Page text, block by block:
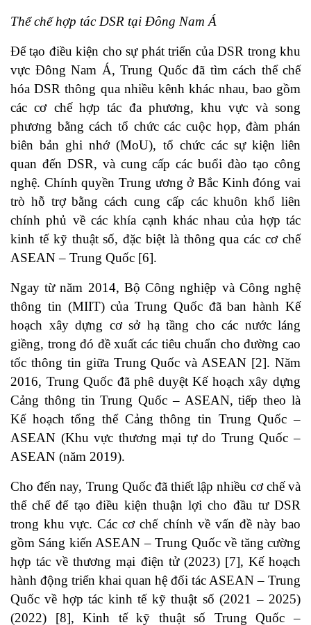
Thể chế hợp tác DSR tại Đông Nam Á
Để tạo điều kiện cho sự phát triển của DSR trong khu
vực Đông Nam Á, Trung Quốc đã tìm cách thể chế
hóa DSR thông qua nhiều kênh khác nhau, bao gồm
các cơ chế hợp tác đa phương, khu vực và song
phương bằng cách tổ chức các cuộc họp, đàm phán
biên bản ghi nhớ (MoU), tổ chức các sự kiện liên
quan đến DSR, và cung cấp các buổi đào tạo công
nghệ. Chính quyền Trung ương ở Bắc Kinh đóng vai
trò hỗ trợ bằng cách cung cấp các khuôn khổ liên
chính phủ về các khía cạnh khác nhau của hợp tác
kinh tế kỹ thuật số, đặc biệt là thông qua các cơ chế
ASEAN – Trung Quốc [6].
Ngay từ năm 2014, Bộ Công nghiệp và Công nghệ
thông tin (MIIT) của Trung Quốc đã ban hành Kế
hoạch xây dựng cơ sở hạ tầng cho các nước láng
giềng, trong đó đề xuất các tiêu chuẩn cho đường cao
tốc thông tin giữa Trung Quốc và ASEAN [2]. Năm
2016, Trung Quốc đã phê duyệt Kế hoạch xây dựng
Cảng thông tin Trung Quốc – ASEAN, tiếp theo là
Kế hoạch tổng thể Cảng thông tin Trung Quốc –
ASEAN (Khu vực thương mại tự do Trung Quốc –
ASEAN (năm 2019).
Cho đến nay, Trung Quốc đã thiết lập nhiều cơ chế và
thể chế để tạo điều kiện thuận lợi cho đầu tư DSR
trong khu vực. Các cơ chế chính về vấn đề này bao
gồm Sáng kiến ​​ASEAN – Trung Quốc về tăng cường
hợp tác về thương mại điện tử (2023) [7], Kế hoạch
hành động triển khai quan hệ đối tác ASEAN – Trung
Quốc về hợp tác kinh tế kỹ thuật số (2021 – 2025)
(2022) [8], Kinh tế kỹ thuật số Trung Quốc –